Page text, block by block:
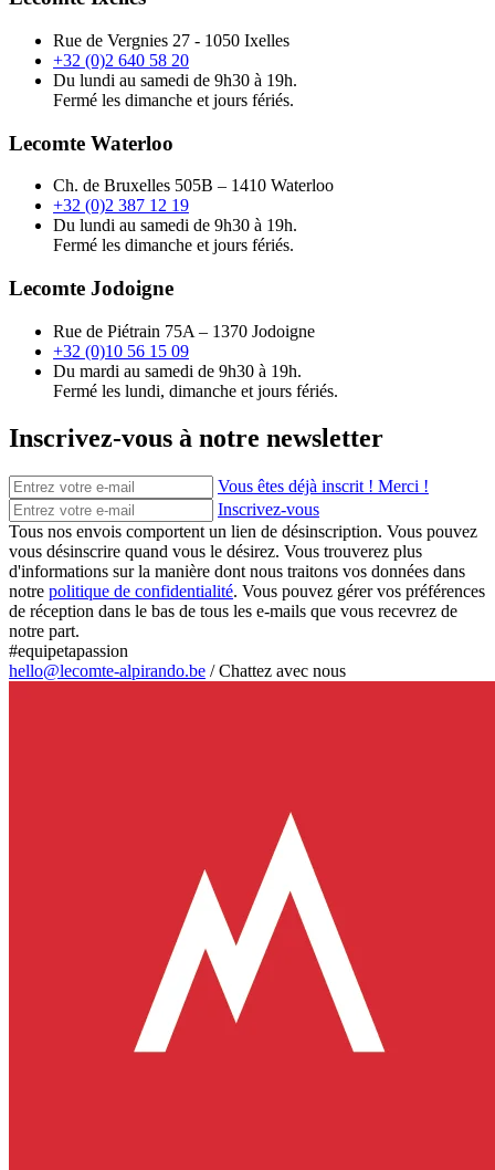
Rue de Vergnies 27 - 1050 Ixelles
+32 (0)2 640 58 20
Du lundi au samedi de 9h30 à 19h.
Fermé les dimanche et jours fériés.
Lecomte Waterloo
Ch. de Bruxelles 505B – 1410 Waterloo
+32 (0)2 387 12 19
Du lundi au samedi de 9h30 à 19h.
Fermé les dimanche et jours fériés.
Lecomte Jodoigne
Rue de Piétrain 75A – 1370 Jodoigne
+32 (0)10 56 15 09
Du mardi au samedi de 9h30 à 19h.
Fermé les lundi, dimanche et jours fériés.
Inscrivez-vous à notre newsletter
Vous êtes déjà inscrit ! Merci !
Inscrivez-vous
Tous nos envois comportent un lien de désinscription. Vous pouvez
vous désinscrire quand vous le désirez. Vous trouverez plus
d'informations sur la manière dont nous traitons vos données dans
notre politique de confidentialité. Vous pouvez gérer vos préférences
de réception dans le bas de tous les e-mails que vous recevrez de
notre part.
#equipetapassion
hello@lecomte-alpirando.be /Chattez avec nous